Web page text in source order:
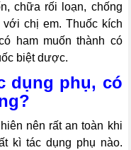
chữa rối loạn, chống
chị em. Thuốc kích
ham muốn thành có
biệt dược.
dụng phụ, có
nên rất an toàn khi
kì tác dụng phụ nào.